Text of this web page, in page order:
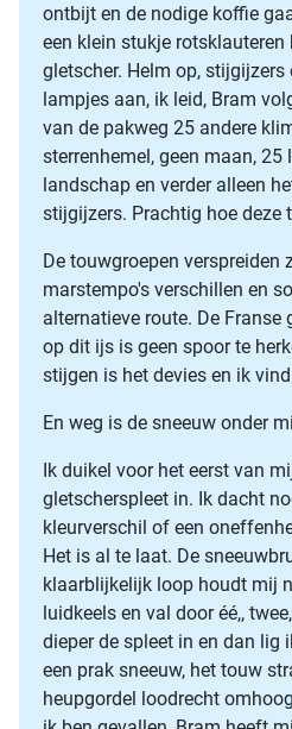
ontbijt en de nodige koffie
een klein stukje rotsklauteren
gletscher. Helm op, stijgijzers
lampjes aan, ik leid, Bram
van de pakweg 25 andere
sterrenhemel, geen maan,
landschap en verder alleen
stijgijzers. Prachtig hoe deze
De touwgroepen verspreiden
marstempo's verschillen en
alternatieve route. De
op dit ijs is geen spoor te
stijgen is het devies en ik
En weg is de sneeuw onder
Ik duikel voor het eerst van
gletscherspleet in. Ik dacht
kleurverschil of een
Het is al te laat. De
klaarblijkelijk loop houdt mij
luidkeels en val door éé,,
dieper de spleet in en dan lig
een prak sneeuw, het touw
heupgordel loodrecht